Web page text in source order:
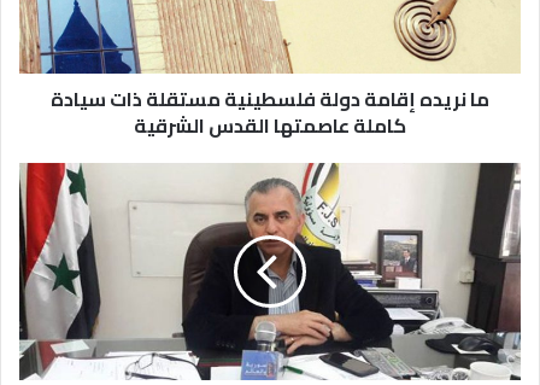
ما نريده إقامة دولة فلسطينية مستقلة ذات سيادة
كاملة عاصمتها القدس الشرقية